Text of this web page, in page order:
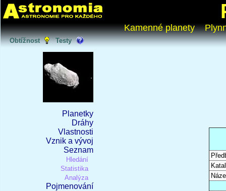
Kamenné planety
Obtížnost Testy
Planetky
Dráhy
Vlastnosti
Vznik a vývoj
Seznam
Hledání
Statistika
Analýza
Pojmenování